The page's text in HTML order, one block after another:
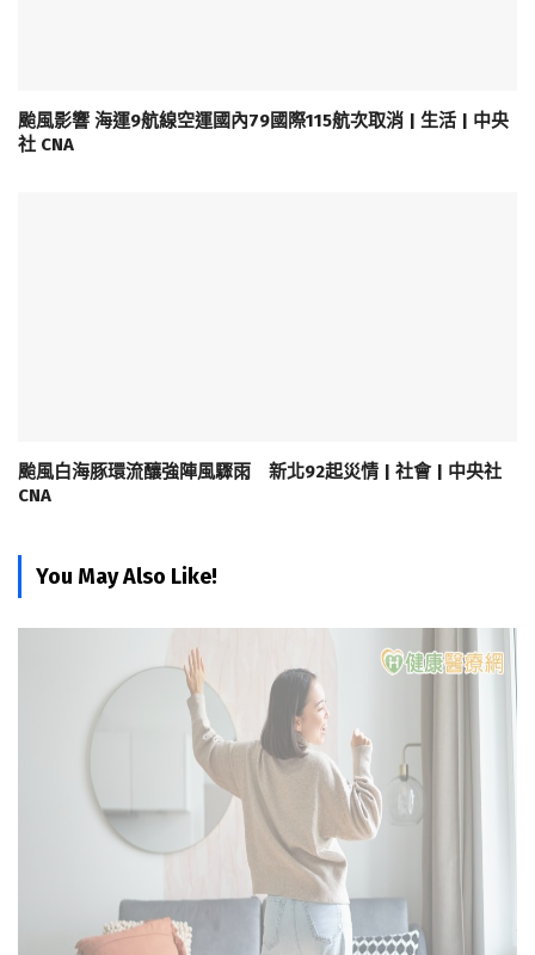
颱風影響 海運9航線空運國內79國際115航次取消 | 生活 | 中央
社 CNA
颱風白海豚環流釀強陣風驟雨 新北92起災情 | 社會 | 中央社
CNA
You May Also Like!